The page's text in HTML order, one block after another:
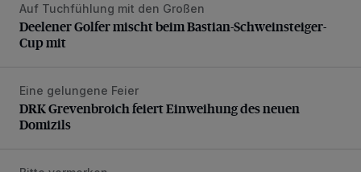
Deelener Golfer mischt beim Bastian-Schweinsteiger-
Auf Tuchfühlung mit den Großen
Deelener Golfer mischt beim Bastian-Schweinsteiger-
Cup mit
DRK Grevenbroich feiert Einweihung des neuen Domizils
Eine gelungene Feier
DRK Grevenbroich feiert Einweihung des neuen
Domizils